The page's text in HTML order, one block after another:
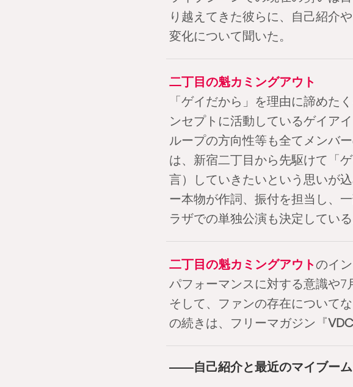
り越えてきた彼らに、自己紹介
変化について聞いた。
二丁目の魁カミングアウト
「ゲイだから」を理由に諦めた
ンセプトに活動しているゲイア
ループの方向性等も全てメンバ
は、新宿二丁目から先駆けて「
言）していきたいという思いが
ー本物が作詞、振付を担当し、
ラザでの単独公演も決定している
二丁目の魁カミングアウトのイ
パフォーマンスに対する意識や7
そして、ファンの存在について
の続きは、フリーマガジン『
――自己紹介と最近のマイブーム